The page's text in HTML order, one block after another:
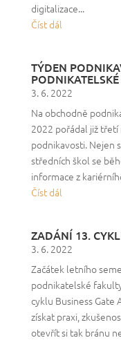
digitalizace...
Číst dál
TÝDEN
3. 6. 2022
Na obchodně
2022 pořádal již třetí
podnikavosti. Nejen
středních škol se
informace z
Číst dál
ZADÁNÍ 13.
3. 6. 2022
Začátek letního
podnikatelské
cyklu Business Gate
získat praxi,
otevřít si tak bránu